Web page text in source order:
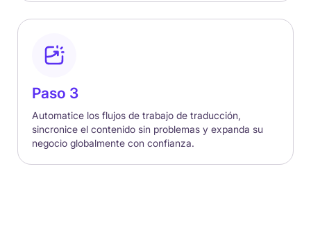
Paso 3
Automatice los flujos de trabajo de traducción,
sincronice el contenido sin problemas y expanda su
negocio globalmente con confianza.